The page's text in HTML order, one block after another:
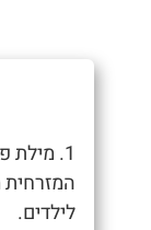
1. מילת
לילדים.